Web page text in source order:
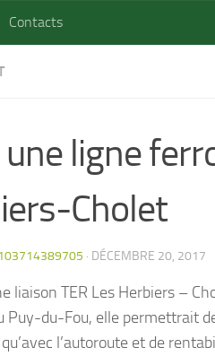
Contacts
ligne
Cholet
· DÉCEMBRE 20, 2017
liaison TER Les Herbiers –
Puy-du-Fou, elle permettrait
l’autoroute et de